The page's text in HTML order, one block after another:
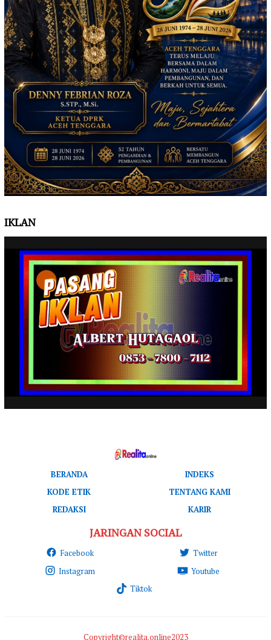
IKLAN
BERANDA
INDEKS
KODE ETIK
TENTANG KAMI
REDAKSI
KARIR
JARINGAN SOCIAL
Facebook
Twitter
Instagram
Youtube
Tiktok
Copyright©realita.online2023